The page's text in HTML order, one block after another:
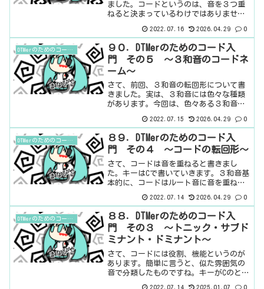
ました。コードというのは、音を３つ重
ねると決まっているわけではありませ
それが４和音です。３和音と同じく、４
つ重ねる場合も、色々な種類があるわけ
です。前回も書きましたが、...
2022.07.16 2026.04.29 0
DTMerのためのコード入門
９０．DTMerのためのコード入
門 その５ ～３和音のコードネ
ーム～
さて、前回、３和音の転回形について書
きました。実は、３和音には色々な種類
があります。今回は、色々ある３和音に
の構成音を知るのに必要になるのが、度
数ですね。もちろん、丸暗記してしまえ
ば、度数がわからなくても...
2022.07.15 2026.04.29 0
DTMerのためのコード入門
８９．DTMerのためのコード入
門 その４ ～コードの転回形～
さて、コードは音を重ねると書きまし
た。キーはCで書いていきます。３和音基
本的に、コードはルート音に音を重ねて
ト音をして、白鍵を一つ飛ばしで２つ重
ねると、３和音になります。こんな感じ
ですね。CとDmさ...
2022.07.14 2026.04.29 0
DTMerのためのコード入門
８８．DTMerのためのコード入
門 その３ ～トニック・サブド
ミナント・ドミナント～
さて、コードには役割、機能というのが
あります。簡単に言うと、似た雰囲気の
音で分類したものですね。キーがCのとき
2022.07.14 2025.01.07 0